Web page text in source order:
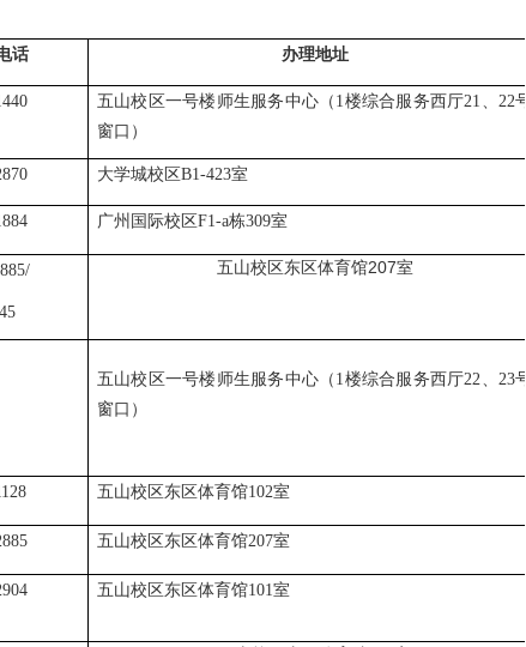
话 办理地址
五山校区一号楼师生服务中心（ 1楼综合服务西厅21、22号
窗口）
大学城校区B1-423室
广州国际校区F1-a栋309室
五山校区东区体育馆207室
五山校区一号楼师生服务中心 （1楼综合服务西厅22、23号
窗口）
五山校区东区体育馆102室
五山校区东区体育馆207室
五山校区东区体育馆101室